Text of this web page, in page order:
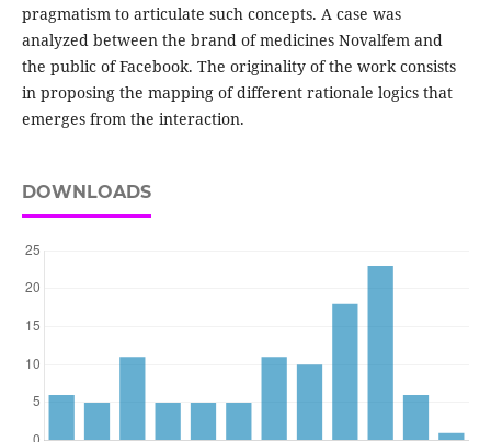
pragmatism to articulate such concepts. A case was
analyzed between the brand of medicines Novalfem and
the public of Facebook. The originality of the work consists
in proposing the mapping of different rationale logics that
emerges from the interaction.
DOWNLOADS